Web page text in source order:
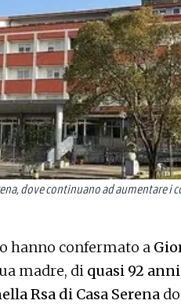
dove continuano ad aumentare i
hanno confermato a
madre, di quasi 92
Rsa di Casa Serena